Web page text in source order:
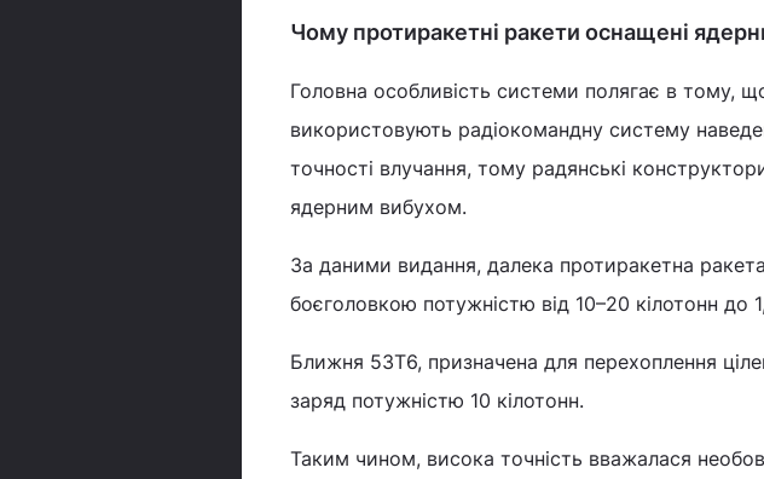
Чому протиракетні ракети оснащені
Головна особливість системи полягає в тому,
використовують радіокомандну систему
точності влучання, тому радянські
ядерним вибухом.
За даними видання, далека протиракетна
боєголовкою потужністю від 10–20 кілотонн до
Ближня 53Т6, призначена для перехоплення
заряд потужністю 10 кілотонн.
Таким чином, висока точність вважалася